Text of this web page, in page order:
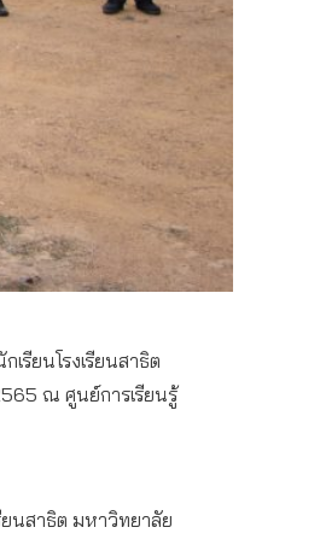
รียนโรงเรียนสาธิต
ณ ศูนย์การเรียนรู้
ยนสาธิต มหาวิทยาลัย